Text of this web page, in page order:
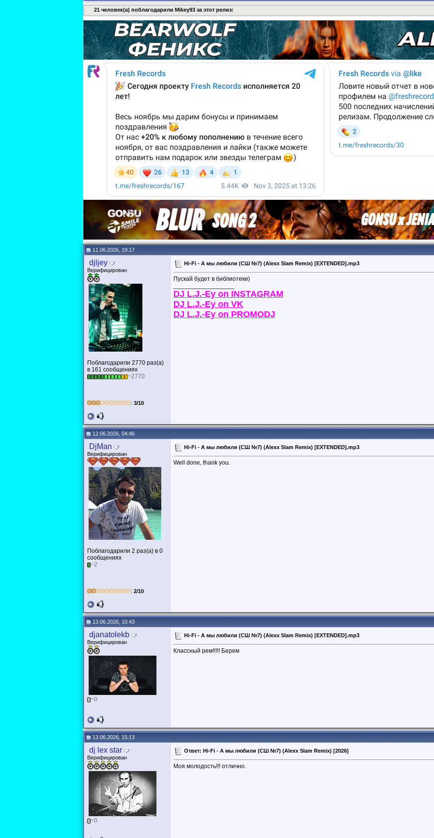
21 человек(а) поблагодарили Mikey93 за этот релиз:
11.06.2026, 19:17
djljey
Верифицирован
Поблагодарили 2770 раз(а)
в 161 сообщениях
~2770
: 3/10
Hi-Fi - А мы любили (СШ №7) (Alexx Slam Remix) [EXTENDED].mp3
Пускай будет в библиотеки)
DJ L.J.-Ey on INSTAGRAM
DJ L.J.-Ey on VK
DJ L.J.-Ey on PROMODJ
12.06.2026, 04:46
DjMan
Верифицирован
Поблагодарили 2 раз(а) в 0
сообщениях
~2
: 2/10
Hi-Fi - А мы любили (СШ №7) (Alexx Slam Remix) [EXTENDED].mp3
Well done, thank you.
13.06.2026, 10:43
djanatolekb
Верифицирован
~0
Hi-Fi - А мы любили (СШ №7) (Alexx Slam Remix) [EXTENDED].mp3
Классный рем!!!!! Берем
13.06.2026, 15:13
dj lex star
Верифицирован
~0
Ответ: Hi-Fi - А мы любили (СШ №7) (Alexx Slam Remix) [2026]
Моя молодость!!! отлично.